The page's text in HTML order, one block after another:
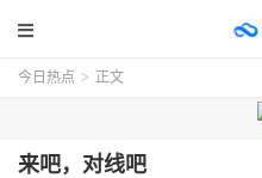
今日热点 > 正文
来吧，对线吧